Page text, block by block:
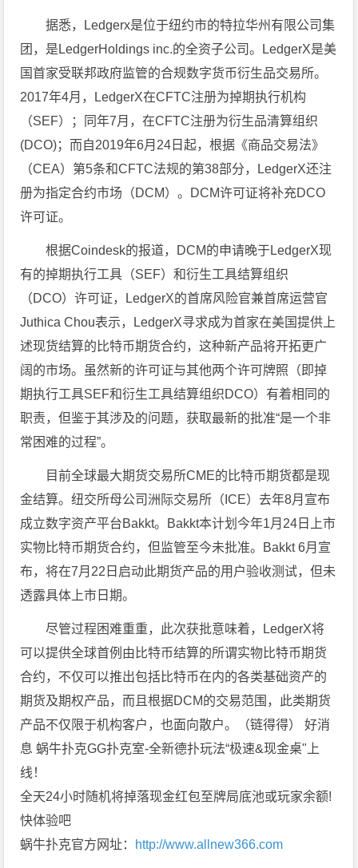
据悉，Ledgerx是位于纽约市的特拉华州有限公司集
团，是LedgerHoldings inc.的全资子公司。LedgerX是美
国首家受联邦政府监管的合规数字货币衍生品交易所。
2017年4月，LedgerX在CFTC注册为掉期执行机构
（SEF）；同年7月，在CFTC注册为衍生品清算组织
(DCO)；而自2019年6月24日起，根据《商品交易法》
（CEA）第5条和CFTC法规的第38部分，LedgerX还注
册为指定合约市场（DCM）。DCM许可证将补充DCO
许可证。
根据Coindesk的报道，DCM的申请晚于LedgerX现
有的掉期执行工具（SEF）和衍生工具结算组织
（DCO）许可证，LedgerX的首席风险官兼首席运营官
Juthica Chou表示，LedgerX寻求成为首家在美国提供上
述现货结算的比特币期货合约，这种新产品将开拓更广
阔的市场。虽然新的许可证与其他两个许可牌照（即掉
期执行工具SEF和衍生工具结算组织DCO）有着相同的
职责，但鉴于其涉及的问题，获取最新的批准“是一个非
常困难的过程”。
目前全球最大期货交易所CME的比特币期货都是现
金结算。纽交所母公司洲际交易所（ICE）去年8月宣布
成立数字资产平台Bakkt。Bakkt本计划今年1月24日上市
实物比特币期货合约，但监管至今未批准。Bakkt 6月宣
布，将在7月22日启动此期货产品的用户验收测试，但未
透露具体上市日期。
尽管过程困难重重，此次获批意味着，LedgerX将
可以提供全球首例由比特币结算的所谓实物比特币期货
合约，不仅可以推出包括比特币在内的各类基础资产的
期货及期权产品，而且根据DCM的交易范围，此类期货
产品不仅限于机构客户，也面向散户。（链得得） 好消
息 蜗牛扑克GG扑克室-全新德扑玩法“极速&现金桌"上
线！
全天24小时随机将掉落现金红包至牌局底池或玩家余额!
快体验吧
蜗牛扑克官方网址： http://www.allnew366.com